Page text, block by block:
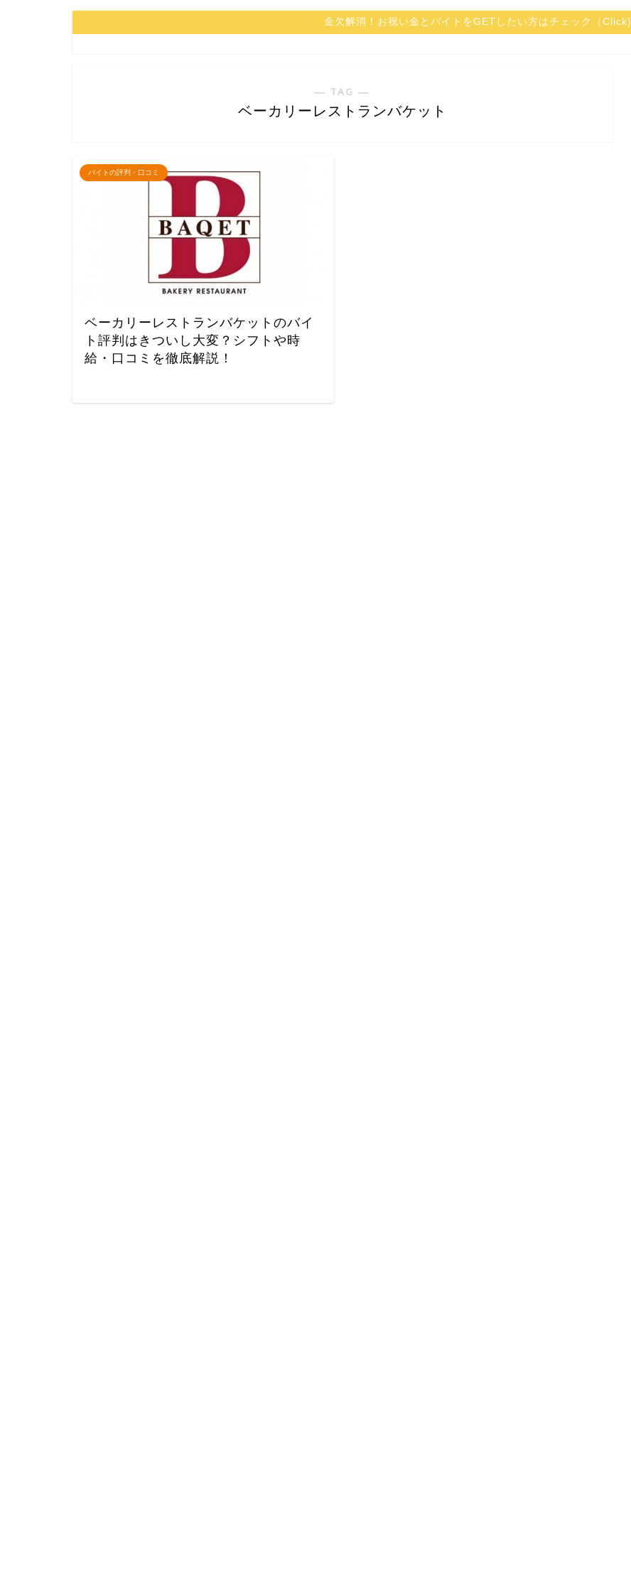
金欠解消！お祝い金とバイトをGETしたい方はチェック（Click)
― TAG ―
ベーカリーレストランバケット
バイトの評判・口コミ
ベーカリーレストランバケットのバイ
ト評判はきついし大変？シフトや時
給・口コミを徹底解説！